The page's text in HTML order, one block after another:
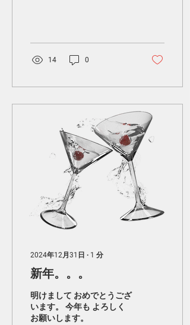
14 0
2024年12月31日 ∙ 1 分
新年。。。
明けまして おめでとうござ
います。 今年も よろしく
お願いします。